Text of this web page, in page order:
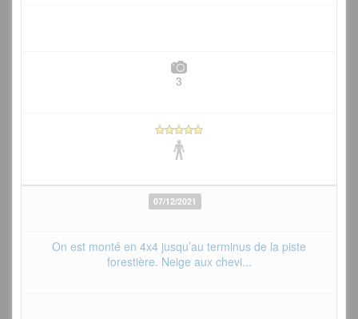
3
07/12/2021
On est monté en 4x4 jusqu’au terminus de la piste
forestière. Neige aux chevi...